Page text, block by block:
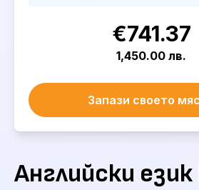
Английски език
€741.37
1,450.00 лв.
Запази своето